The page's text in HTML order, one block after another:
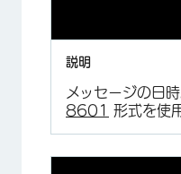
メッセージの日
8601
形式を使